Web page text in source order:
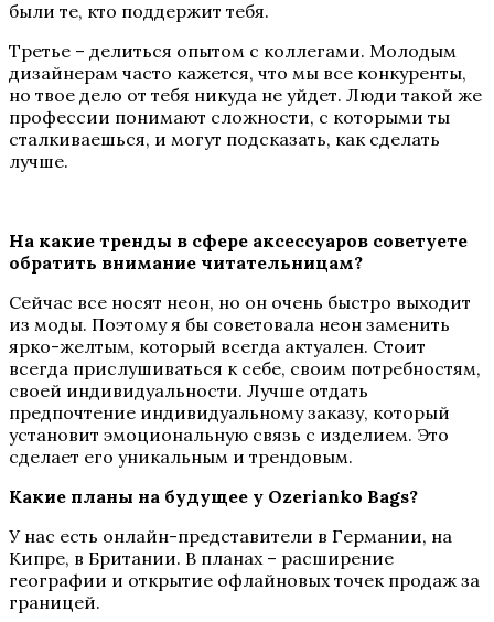
были те, кто поддержит тебя.
Третье – делиться опытом с коллегами. Молодым
дизайнерам часто кажется, что мы все конкуренты,
но твое дело от тебя никуда не уйдет. Люди такой же
профессии понимают сложности, с которыми ты
сталкиваешься, и могут подсказать, как сделать
лучше.
На какие тренды в сфере аксессуаров советуете
обратить внимание читательницам?
Сейчас все носят неон, но он очень быстро выходит
из моды. Поэтому я бы советовала неон заменить
ярко-желтым, который всегда актуален. Стоит
всегда прислушиваться к себе, своим потребностям,
своей индивидуальности. Лучше отдать
предпочтение индивидуальному заказу, который
установит эмоциональную связь с изделием. Это
сделает его уникальным и трендовым.
Какие планы на будущее у Ozerianko Bags?
У нас есть онлайн-представители в Германии, на
Кипре, в Британии. В планах – расширение
географии и открытие офлайновых точек продаж за
границей.